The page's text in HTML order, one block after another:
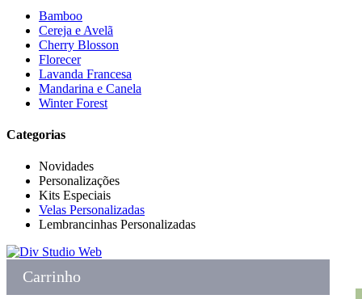
Bamboo
Cereja e Avelã
Cherry Blosson
Florecer
Lavanda Francesa
Mandarina e Canela
Winter Forest
Categorias
Novidades
Personalizações
Kits Especiais
Velas Personalizadas
Lembrancinhas Personalizadas
Carrinho